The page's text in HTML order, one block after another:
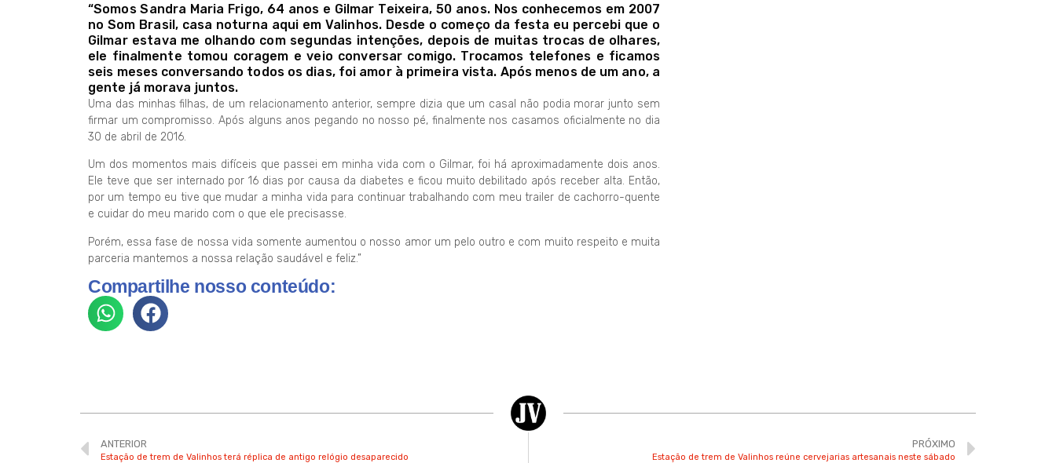
“Somos Sandra Maria Frigo, 64 anos e Gilmar Teixeira, 50 anos. Nos conhecemos em 2007
no Som Brasil, casa noturna aqui em Valinhos. Desde o começo da festa eu percebi que o
Gilmar estava me olhando com segundas intenções, depois de muitas trocas de olhares,
ele finalmente tomou coragem e veio conversar comigo. Trocamos telefones e ficamos
seis meses conversando todos os dias, foi amor à primeira vista. Após menos de um ano, a
gente já morava juntos.
Uma das minhas filhas, de um relacionamento anterior, sempre dizia que um casal não podia morar junto sem
firmar um compromisso. Após alguns anos pegando no nosso pé, finalmente nos casamos oficialmente no dia
30 de abril de 2016.
Um dos momentos mais difíceis que passei em minha vida com o Gilmar, foi há aproximadamente dois anos.
Ele teve que ser internado por 16 dias por causa da diabetes e ficou muito debilitado após receber alta. Então,
por um tempo eu tive que mudar a minha vida para continuar trabalhando com meu trailer de cachorro-quente
e cuidar do meu marido com o que ele precisasse.
Porém, essa fase de nossa vida somente aumentou o nosso amor um pelo outro e com muito respeito e muita
parceria mantemos a nossa relação saudável e feliz.”
Compartilhe nosso conteúdo:
ANTERIOR
Estação de trem de Valinhos terá réplica de antigo relógio desaparecido
PRÓXIMO
Estação de trem de Valinhos reúne cervejarias artesanais neste sábado